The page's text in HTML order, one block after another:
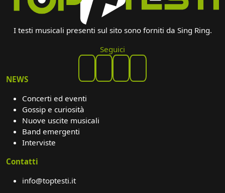
I testi musicali presenti sul sito sono forniti da Sing Ring.
Seguici
NEWS
Concerti ed eventi
Gossip e curiosità
Nuove uscite musicali
Band emergenti
Interviste
Contatti
info@toptesti.it